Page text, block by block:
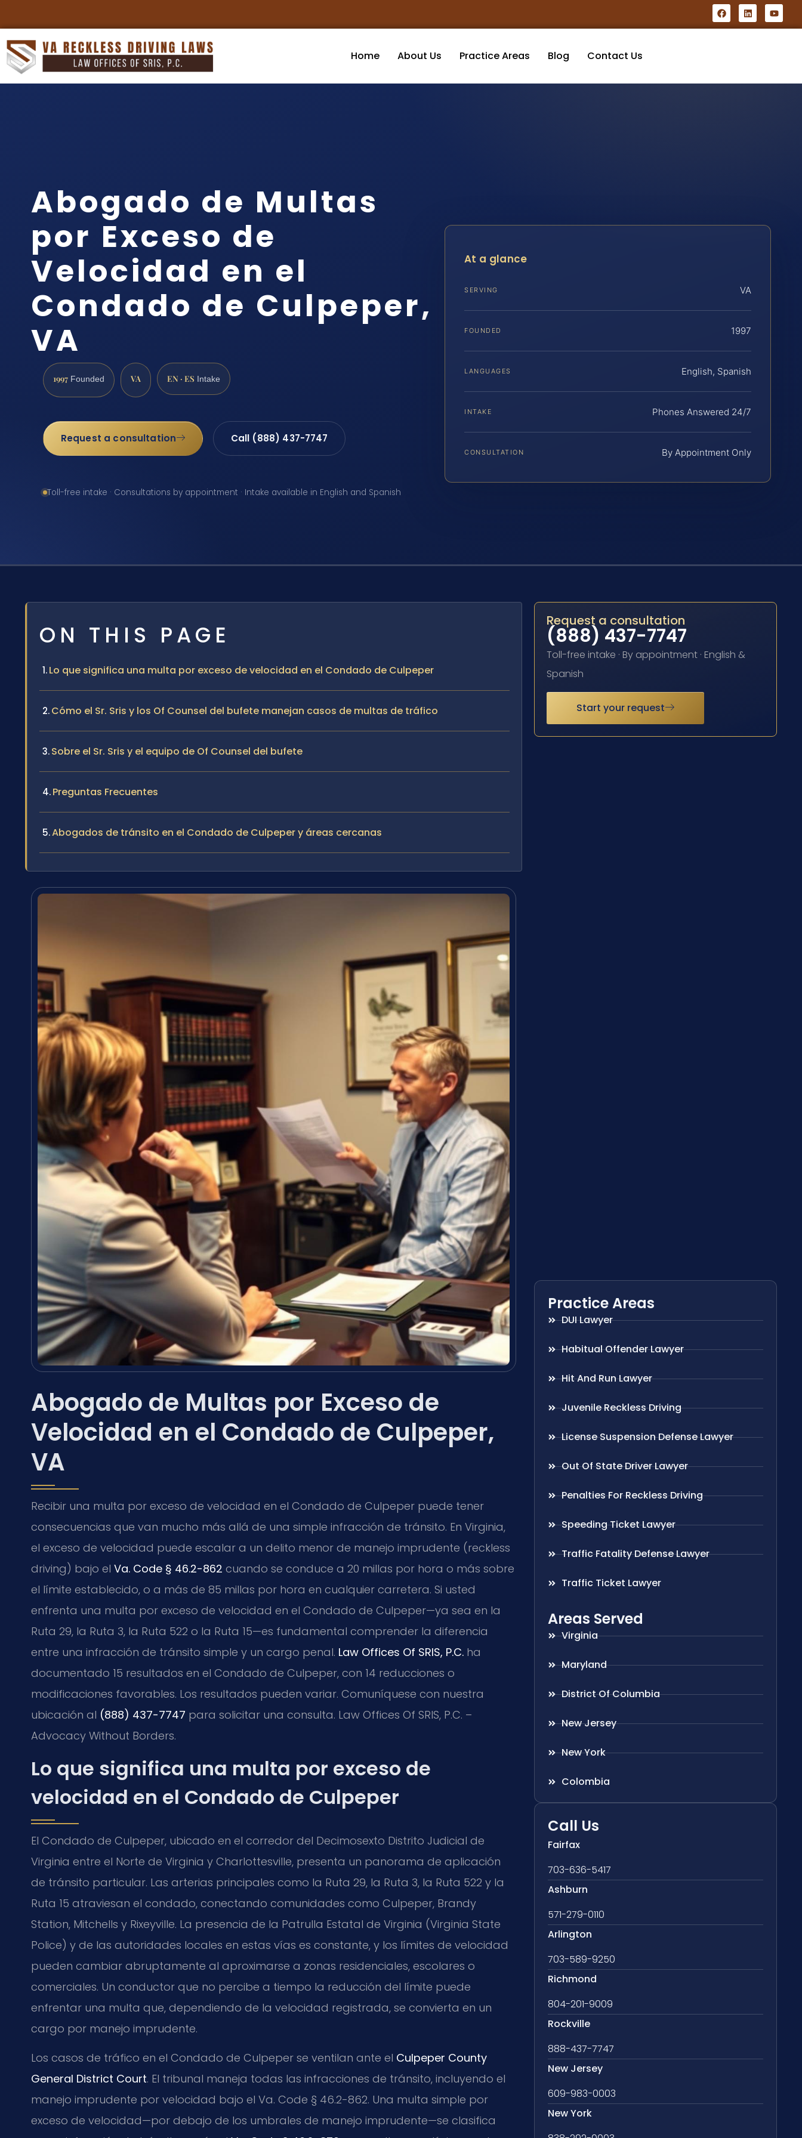
Home About Us Practice Areas Blog Contact Us
Abogado de Multas
por Exceso de
Velocidad en el
Condado de Culpeper,
VA
1997 Founded VA EN · ES Intake
Request a consultation Call (888) 437-7747
Toll-free intake · Consultations by appointment · Intake available in English and Spanish
At a glance
SERVING VA
FOUNDED 1997
LANGUAGES English, Spanish
INTAKE Phones Answered 24/7
CONSULTATION By Appointment Only
ON THIS PAGE
Lo que significa una multa por exceso de velocidad en el Condado de Culpeper
Cómo el Sr. Sris y los Of Counsel del bufete manejan casos de multas de tráfico
Sobre el Sr. Sris y el equipo de Of Counsel del bufete
Preguntas Frecuentes
Abogados de tránsito en el Condado de Culpeper y áreas cercanas
Abogado de Multas por Exceso de
Velocidad en el Condado de Culpeper,
VA
Recibir una multa por exceso de velocidad en el Condado de Culpeper puede tener
consecuencias que van mucho más allá de una simple infracción de tránsito. En Virginia,
el exceso de velocidad puede escalar a un delito menor de manejo imprudente (reckless
driving) bajo el Va. Code § 46.2-862 cuando se conduce a 20 millas por hora o más sobre
el límite establecido, o a más de 85 millas por hora en cualquier carretera. Si usted
enfrenta una multa por exceso de velocidad en el Condado de Culpeper—ya sea en la
Ruta 29, la Ruta 3, la Ruta 522 o la Ruta 15—es fundamental comprender la diferencia
entre una infracción de tránsito simple y un cargo penal. Law Offices Of SRIS, P.C. ha
documentado 15 resultados en el Condado de Culpeper, con 14 reducciones o
modificaciones favorables. Los resultados pueden variar. Comuníquese con nuestra
ubicación al (888) 437-7747 para solicitar una consulta. Law Offices Of SRIS, P.C. –
Advocacy Without Borders.
Lo que significa una multa por exceso de
velocidad en el Condado de Culpeper
El Condado de Culpeper, ubicado en el corredor del Decimosexto Distrito Judicial de
Virginia entre el Norte de Virginia y Charlottesville, presenta un panorama de aplicación
de tránsito particular. Las arterias principales como la Ruta 29, la Ruta 3, la Ruta 522 y la
Ruta 15 atraviesan el condado, conectando comunidades como Culpeper, Brandy
Station, Mitchells y Rixeyville. La presencia de la Patrulla Estatal de Virginia (Virginia State
Police) y de las autoridades locales en estas vías es constante, y los límites de velocidad
pueden cambiar abruptamente al aproximarse a zonas residenciales, escolares o
comerciales. Un conductor que no percibe a tiempo la reducción del límite puede
enfrentar una multa que, dependiendo de la velocidad registrada, se convierta en un
cargo por manejo imprudente.
Los casos de tráfico en el Condado de Culpeper se ventilan ante el Culpeper County
General District Court. El tribunal maneja todas las infracciones de tránsito, incluyendo el
manejo imprudente por velocidad bajo el Va. Code § 46.2-862. Una multa simple por
exceso de velocidad—por debajo de los umbrales de manejo imprudente—se clasifica
Request a consultation
(888) 437-7747
Toll-free intake · By appointment · English &
Spanish
Start your request
Practice Areas
DUI Lawyer
Habitual Offender Lawyer
Hit And Run Lawyer
Juvenile Reckless Driving
License Suspension Defense Lawyer
Out Of State Driver Lawyer
Penalties For Reckless Driving
Speeding Ticket Lawyer
Traffic Fatality Defense Lawyer
Traffic Ticket Lawyer
Areas Served
Virginia
Maryland
District Of Columbia
New Jersey
New York
Colombia
Call Us
Fairfax
703-636-5417
Ashburn
571-279-0110
Arlington
703-589-9250
Richmond
804-201-9009
Rockville
888-437-7747
New Jersey
609-983-0003
New York